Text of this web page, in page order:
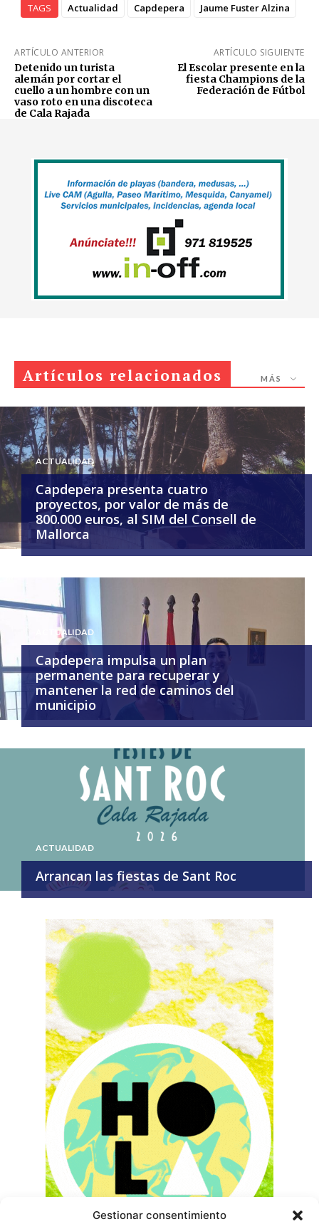
Gestionar consentimiento
TAGS Actualidad Capdepera Jaume Fuster Alzina
ARTÍCULO ANTERIOR
Detenido un turista
alemán por cortar el
cuello a un hombre con un
vaso roto en una discoteca
de Cala Rajada
ARTÍCULO SIGUIENTE
El Escolar presente en la
fiesta Champions de la
Federación de Fútbol
Artículos relacionados MÁS
ACTUALIDAD
Capdepera presenta cuatro
proyectos, por valor de más de
800.000 euros, al SIM del Consell de
Mallorca
ACTUALIDAD
Capdepera impulsa un plan
permanente para recuperar y
mantener la red de caminos del
municipio
ACTUALIDAD
Arrancan las fiestas de Sant Roc